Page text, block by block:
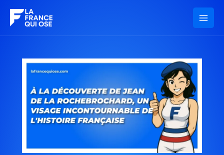
contenu